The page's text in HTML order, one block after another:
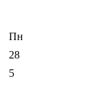
Пн
28
5